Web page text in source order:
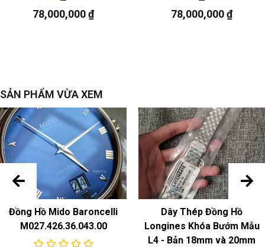
: khóa gấp bằng thép không gỉ
78,000,000₫ 78,000,000₫
SẢN PHẨM VỪA XEM
Đồng Hồ Mido Baroncelli
M027.426.36.043.00
Dây Thép Đồng Hồ
Longines Khóa Bướm Mẫu
L4 - Bản 18mm và 20mm